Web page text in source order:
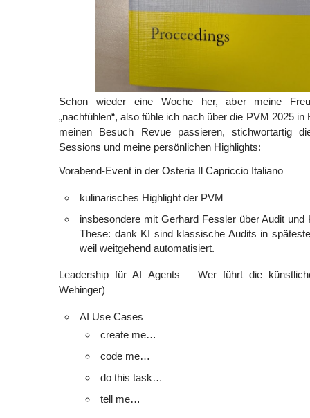
Schon wieder eine Woche her, aber meine
„nachfühlen“, also fühle ich nach über die PVM 2025
meinen Besuch Revue passieren, stichwortartig
Sessions und meine persönlichen Highlights:
Vorabend-Event in der Osteria Il Capriccio Italiano
kulinarisches Highlight der PVM
insbesondere mit Gerhard Fessler über Audit und
These: dank KI sind klassische Audits in
weil weitgehend automatisiert.
Leadership für AI Agents – Wer führt die
Wehinger)
AI Use Cases
create me…
code me…
do this task…
tell me…